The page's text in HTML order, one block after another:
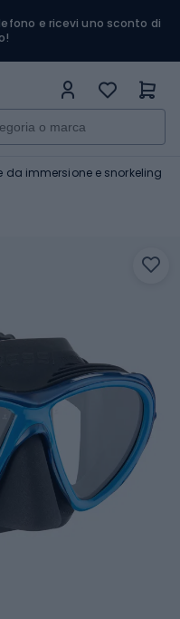
e ricevi uno sconto di
da immersione e snorkeling